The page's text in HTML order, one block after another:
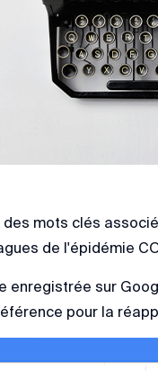
mots clés
de l'épidémie
enregistrée sur
pour la